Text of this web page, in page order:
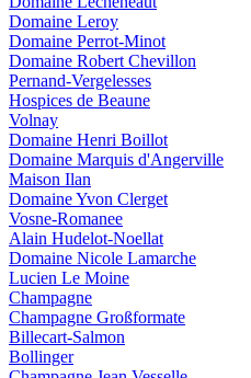
Domaine Leroy
Domaine Perrot-Minot
Domaine Robert Chevillon
Pernand-Vergelesses
Hospices de Beaune
Volnay
Domaine Henri Boillot
Domaine Marquis d'Angerville
Maison Ilan
Domaine Yvon Clerget
Vosne-Romanee
Alain Hudelot-Noellat
Domaine Nicole Lamarche
Lucien Le Moine
Champagne
Champagne Großformate
Billecart-Salmon
Bollinger